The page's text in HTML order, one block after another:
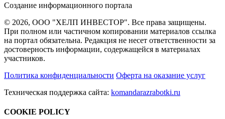
Создание информационного портала
© 2026, ООО "ХЕЛП ИНВЕСТОР". Все права защищены.
При полном или частичном копировании материалов ссылка
на портал обязательна. Редакция не несет ответственности за
достоверность информации, содержащейся в материалах
участников.
Политика конфиденциальности Оферта на оказание услуг
Техническая поддержка сайта: komandarazrabotki.ru
COOKIE POLICY